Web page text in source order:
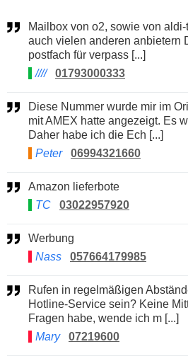
Mailbox von o2, sowie von aldi-talk, und möglicherweise
auch vielen anderen anbietern
postfach für verpass [...]
////
01793000333
Diese Nummer wurde mir im Original Chatverauf den ich
mit AMEX hatte angezeigt. Es
Daher habe ich die Ech [...]
Peter
06994321660
Amazon lieferbote
TC
03022957920
Werbung
Nass
057664179985
Rufen in regelmäßigen Abständen an. Könnte 1 & 1
Hotline-Service sein? Keine
Fragen habe, wende ich m [...]
Mary
07219600